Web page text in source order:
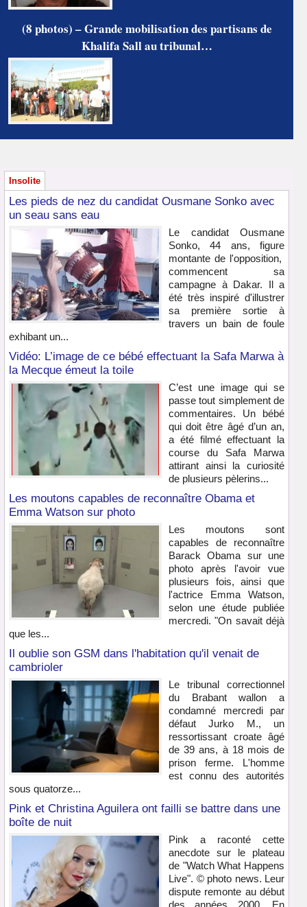
(8 photos) – Grande mobilisation des partisans de
Khalifa Sall au tribunal…
Insolite
Les pieds de nez du candidat Ousmane Sonko avec
un seau sans eau
Le candidat Ousmane
Sonko, 44 ans, figure
montante de l'opposition,
commencent sa
campagne à Dakar. Il a
été très inspiré d'illustrer
sa première sortie à
travers un bain de foule
exhibant un...
Vidéo: L’image de ce bébé effectuant la Safa Marwa à
la Mecque émeut la toile
C’est une image qui se
passe tout simplement de
commentaires. Un bébé
qui doit être âgé d’un an,
a été filmé effectuant la
course du Safa Marwa
attirant ainsi la curiosité
de plusieurs pèlerins...
Les moutons capables de reconnaître Obama et
Emma Watson sur photo
Les moutons sont
capables de reconnaître
Barack Obama sur une
photo après l'avoir vue
plusieurs fois, ainsi que
l'actrice Emma Watson,
selon une étude publiée
mercredi. "On savait déjà
que les...
Il oublie son GSM dans l'habitation qu'il venait de
cambrioler
Le tribunal correctionnel
du Brabant wallon a
condamné mercredi par
défaut Jurko M., un
ressortissant croate âgé
de 39 ans, à 18 mois de
prison ferme. L'homme
est connu des autorités
sous quatorze...
Pink et Christina Aguilera ont failli se battre dans une
boîte de nuit
Pink a raconté cette
anecdote sur le plateau
de "Watch What Happens
Live". © photo news. Leur
dispute remonte au début